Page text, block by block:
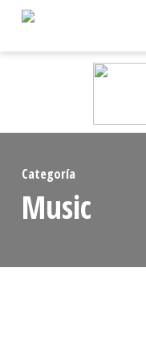
Skip
Categoría
Music